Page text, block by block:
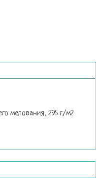
мелования, 295 г/м2